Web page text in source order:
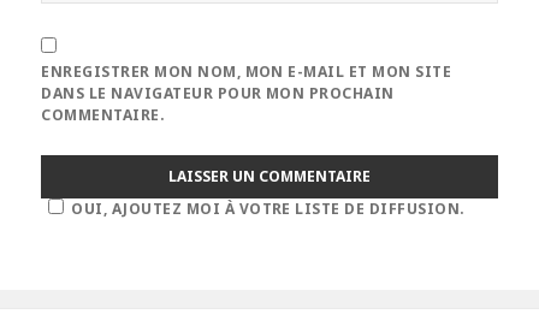
ENREGISTRER MON NOM, MON E-MAIL ET MON SITE
DANS LE NAVIGATEUR POUR MON PROCHAIN
COMMENTAIRE.
OUI, AJOUTEZ MOI À VOTRE LISTE DE DIFFUSION.